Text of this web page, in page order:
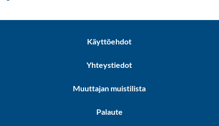
Käyttöehdot
Yhteystiedot
Muuttajan muistilista
Palaute